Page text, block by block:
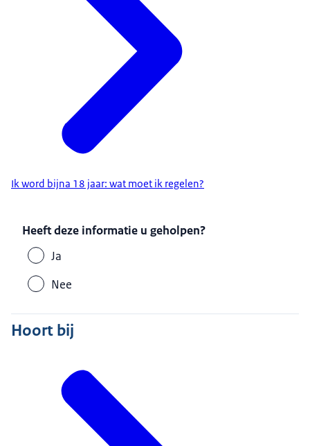
Vragen over zorgtoeslag
Wilt u meer weten over zorgtoeslag? Kijk dan op
de website van de Dienst Toeslagen.
Ik word bijna 18 jaar: wat moet ik regelen?
Heeft deze informatie u geholpen?
Ja
Nee
Hoort bij